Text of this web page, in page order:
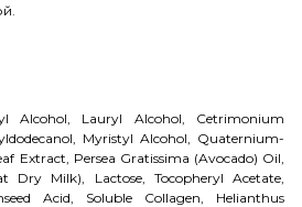
Alcohol, Lauryl Alcohol, Cetrimonium
Myristyl Alcohol, Quaternium-
Extract, Persea Gratissima (Avocado) Oil,
Dry Milk), Lactose, Tocopheryl Acetate,
Acid, Soluble Collagen, Helianthus